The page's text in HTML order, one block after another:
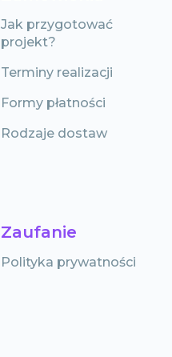
Zaufanie
Polityka prywatności
Jak przygotować
projekt?
Terminy realizacji
Formy płatności
Rodzaje dostaw